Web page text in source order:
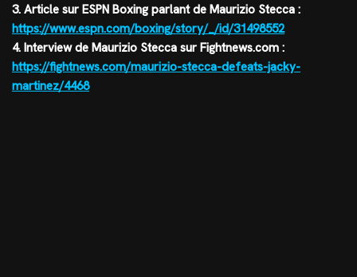
3. Article sur ESPN Boxing parlant de Maurizio Stecca :
https://www.espn.com/boxing/story/_/id/31498552
4. Interview de Maurizio Stecca sur Fightnews.com :
https://fightnews.com/maurizio-stecca-defeats-jacky-
martinez/4468